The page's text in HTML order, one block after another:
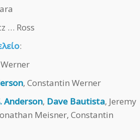
… Ross
:
, Constantin Werner
Anderson, Dave Bautista, Jeremy
Meisner, Constantin